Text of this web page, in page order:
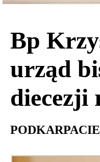
Bp
urząd
diecezji
PODKARPACIE